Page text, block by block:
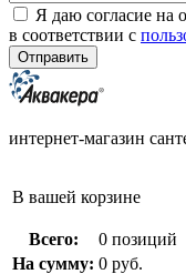
Я даю согласие на
в соответствии с
интернет-магазин
В вашей корзине
Всего:
0 позиций
На сумму: 0 руб.